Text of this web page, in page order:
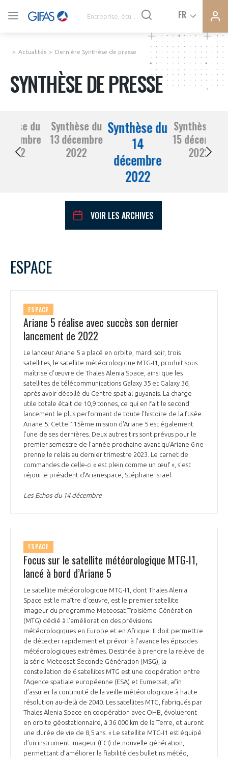
FR
SYNTHÈSE DE PRESSE
COMMUNIQUÉS DE PRESSE
LE GIFAS
NOTRE VISION
NOS MISSIONS
NOTRE HISTOIRE
ORGANISATION
LE CONSEIL DU GIFAS
L’ÉQUIPE DU GIFAS
NOS RÉSEAUX À L'INTERNATIONAL
FONCTIONNEMENT
GEADS
COMITÉ AERO PME
STARTAIR
COMMISSIONS ET COMITÉS
ACCOMPAGNEMENT DE NOS ADHÉRENTS
LES PROGRAMMES DU GIFAS
UN ÉCOSYSTÈME INTÉGRÉ ET COHÉRENT
POURQUOI DEVENIR MEMBRE ?
LA MÉDIATION
LA MÉDIATION DANS LA FILIÈRE AÉRONAUTIQUE ET SPATIALE
LE MÉDIATEUR DE LA FILIÈRE AÉRONAUTIQUE ET SPATIALE
CLIENTS ET FOURNISSEURS
LA MÉDIATION AU-DELÀ DE LA FILIÈRE AÉRONAUTIQUE ET SPATIALE
PRENDRE CONTACT AVEC LE MÉDIATEUR DE LA FILIÈRE
LE SALON DU BOURGET
L'OBSERVATOIRE
LES ENJEUX
EMPLOI & FORMATION
ENVIRONNEMENT
INNOVATION
INTERNATIONALISATION
LES PUBLICATIONS
DOCUMENTS & BROCHURES
RAPPORTS D'ACTIVITÉS
Actualités Dernière Synthèse de presse
SYNTHÈSE DE PRESSE
du
2022
Synthèse du
13 décembre
2022
Synthèse du
14
décembre
2022
Synthèse du
15 décembre
2022
VOIR LES ARCHIVES
1 2 3
4
12
16
19
20
ESPACE
ESPACE
Ariane 5 réalise avec succès son dernier
lancement de 2022
Le lanceur Ariane 5 a placé en orbite, mardi soir, trois
satellites, le satellite météorologique MTG-I1, produit sous
maîtrise d’œuvre de Thales Alenia Space, ainsi que les
satellites de télécommunications Galaxy 35 et Galaxy 36,
après avoir décollé du Centre spatial guyanais. La charge
utile totale était de 10,9 tonnes, ce qui en fait le second
lancement le plus performant de toute l'histoire de la fusée
Ariane 5. Cette 115ème mission d'Ariane 5 est également
l'une de ses dernières. Deux autres tirs sont prévus pour le
premier semestre de l'année prochaine avant qu’Ariane 6 ne
prenne le relais au dernier trimestre 2023. Le carnet de
commandes de celle-ci « est plein comme un œuf », s'est
réjoui le président d'Arianespace, Stéphane Israël.
Les Echos du 14 décembre
ESPACE
Focus sur le satellite météorologique MTG-I1,
lancé à bord d’Ariane 5
Le satellite météorologique MTG-I1, dont Thales Alenia
Space est le maître d’œuvre, est le premier satellite
imageur du programme Meteosat Troisième Génération
(MTG) dédié à l’amélioration des prévisions
météorologiques en Europe et en Afrique. Il doit permettre
de détecter rapidement et prévoir à l'avance les épisodes
météorologiques extrêmes. Destinée à prendre la relève de
la série Meteosat Seconde Génération (MSG), la
constellation de 6 satellites MTG est une coopération entre
l’Agence spatiale européenne (ESA) et Eumetsat, afin
d’assurer la continuité de la veille météorologique à haute
résolution au-delà de 2040. Les satellites MTG, fabriqués par
Thales Alenia Space en coopération avec OHB, évolueront
en orbite géostationnaire, à 36 000 km de la Terre, et auront
une durée de vie de 8,5 ans. « Le satellite MTG-I1 est équipé
d’un instrument imageur (FCI) de nouvelle génération,
permettant d’améliorer la fiabilité des bulletins météo,
VOUS ÊTES ADHÉRENTS
CONNEXION
PAS ENCORE ADHÉRENT ?
VOUS ÊTES UN PROFESSIONNEL DE LA FILIÈRE ?
votre réseau au sein d’un écosystème intégré et
Découvrez les avantages d'adhérer au GIFAS.
Rencontres, salons, données sectorielles,
programmes ...
DEMANDE D’ADHÉSION
Avez-vous un statut de droit français ?
OUI NON